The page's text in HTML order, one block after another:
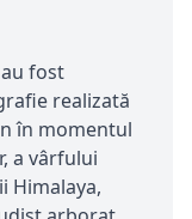
fost
realizată
în momentul
a vârfului
Himalaya,